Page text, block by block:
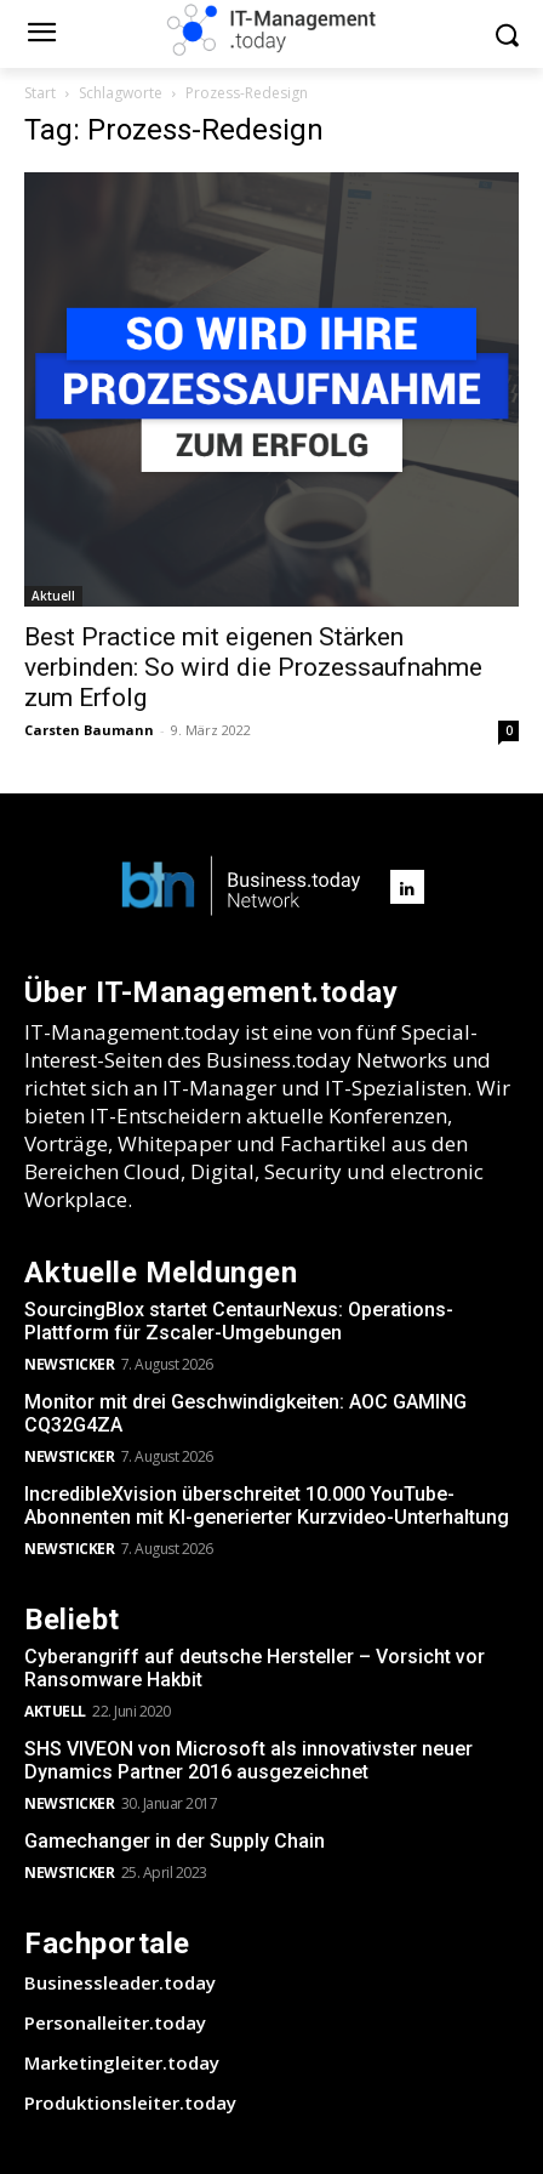
Start Schlagworte Prozess-Redesign
Tag: Prozess-Redesign
Aktuell
Best Practice mit eigenen Stärken
verbinden: So wird die Prozessaufnahme
zum Erfolg
Carsten Baumann - 9. März 2022 0
Über IT-Management.today
IT-Management.today ist eine von fünf Special-
Interest-Seiten des Business.today Networks und
richtet sich an IT-Manager und IT-Spezialisten. Wir
bieten IT-Entscheidern aktuelle Konferenzen,
Vorträge, Whitepaper und Fachartikel aus den
Bereichen Cloud, Digital, Security und electronic
Workplace.
Aktuelle Meldungen
SourcingBlox startet CentaurNexus: Operations-
Plattform für Zscaler-Umgebungen
NEWSTICKER 7. August 2026
Monitor mit drei Geschwindigkeiten: AOC GAMING
CQ32G4ZA
NEWSTICKER 7. August 2026
IncredibleXvision überschreitet 10.000 YouTube-
Abonnenten mit KI-generierter Kurzvideo-Unterhaltung
NEWSTICKER 7. August 2026
Beliebt
Cyberangriff auf deutsche Hersteller – Vorsicht vor
Ransomware Hakbit
AKTUELL 22. Juni 2020
SHS VIVEON von Microsoft als innovativster neuer
Dynamics Partner 2016 ausgezeichnet
NEWSTICKER 30. Januar 2017
Gamechanger in der Supply Chain
NEWSTICKER 25. April 2023
Fachportale
Businessleader.today
Personalleiter.today
Marketingleiter.today
Produktionsleiter.today